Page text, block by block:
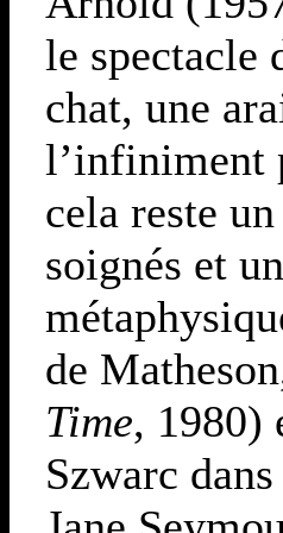
le spectacle
chat, une
l’infiniment
cela reste
soignés et
de
Time, 1980)
Szwarc